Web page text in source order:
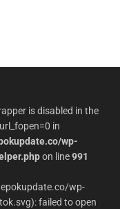
is disabled in the
in
wp-
on line991
wp-
failed to open